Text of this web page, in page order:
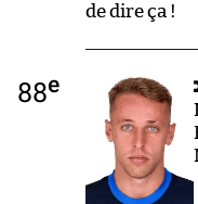
de dire ça !
88e